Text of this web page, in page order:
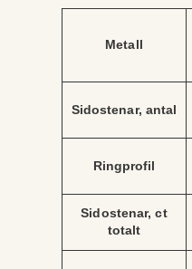
t
d
Metall
Sidostenar, antal
Ringprofil
Sidostenar, ct
totalt